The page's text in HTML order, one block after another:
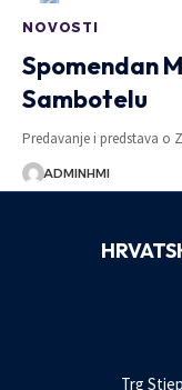
NOVOSTI
Spomendan
Sambotelu
Predavanje i predstava o
ADMINHMI
Trg